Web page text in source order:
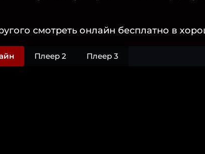
смотреть онлайн бесплатно в
Плеер 2 Плеер 3